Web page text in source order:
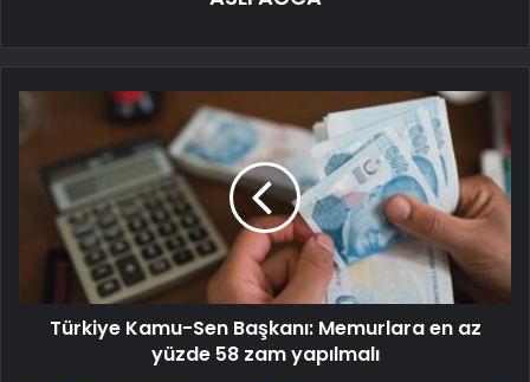
Türkiye Kamu-Sen Başkanı: Memurlara en az
yüzde 58 zam yapılmalı